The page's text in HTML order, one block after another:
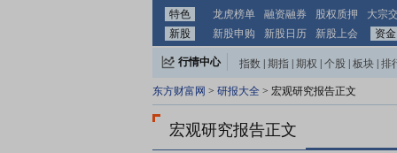
特色 龙虎榜单 融资融券 股权质押
大宗
新股
新股申购 新股日历 新股上会 资金
行情中心 指数 期指 期权 个股 板块 排
东方财富网 > 研报大全 > 宏观研究报告正文
宏观研究报告正文